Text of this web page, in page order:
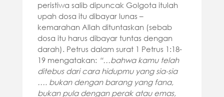
peristiwa salib dipuncak Golgota itulah
upah dosa itu dibayar lunas –
kemarahan Allah dituntaskan (sebab
dosa itu harus dibayar tuntas dengan
darah). Petrus dalam surat 1 Petrus 1:18-
19 mengatakan: “…bahwa kamu telah
ditebus dari cara hidupmu yang sia-sia
…. bukan dengan barang yang fana,
bukan pula dengan perak atau emas,